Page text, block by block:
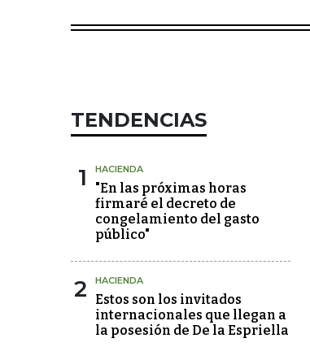
TENDENCIAS
1 HACIENDA
"En las próximas horas
firmaré el decreto de
congelamiento del gasto
público"
2 HACIENDA
Estos son los invitados
internacionales que llegan a
la posesión de De la Espriella